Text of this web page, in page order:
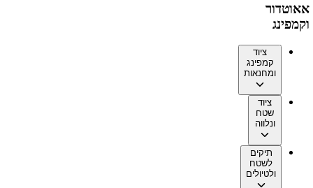
אאוטדור
וקמפינג
ציוד
קמפינג
ומחנאות
ציוד
שטח
ונלווה
תיקים
לשטח
ולטיולים